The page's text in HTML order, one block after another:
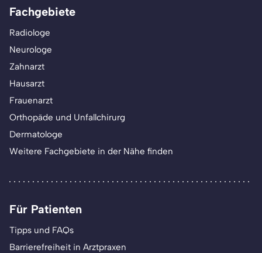
Fachgebiete
Radiologe
Neurologe
Zahnarzt
Hausarzt
Frauenarzt
Orthopäde und Unfallchirurg
Dermatologe
Weitere Fachgebiete in der Nähe finden
Für Patienten
Tipps und FAQs
Barrierefreiheit in Arztpraxen